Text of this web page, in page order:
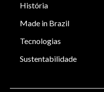
História
Made in Brazil
Tecnologias
Sustentabilidade